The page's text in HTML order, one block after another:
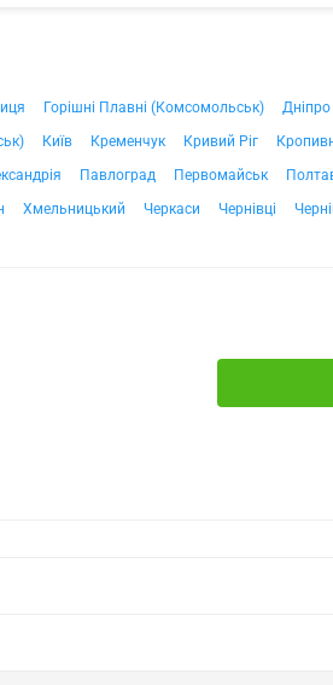
Горішні Плавні (Комсомольськ) Дніпро
Київ Кременчук Кривий Ріг
Павлоград Первомайськ
Хмельницький Черкаси Чернівці